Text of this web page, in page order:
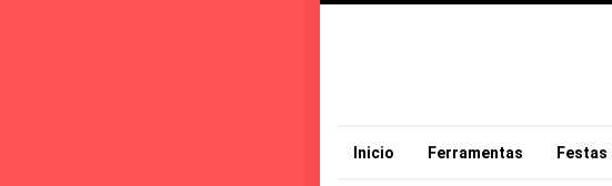
Inicio Ferramentas Festas